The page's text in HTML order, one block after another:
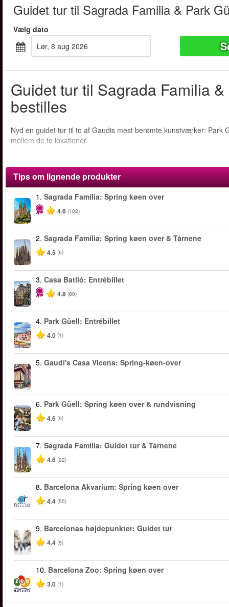
Guidet tur til Sagrada Familia & Park
Vælg dato
lør, 8 aug 2026
Guidet tur til Sagrada Familia
bestilles
Nyd en guidet tur til to af Gaudis mest berømte kunstværker:
mellem de to lokationer.
Tips om lignende produkter
1. Sagrada Família: Spring køen over
4.6 (102)
2. Sagrada Família: Spring køen over & Tårnene
4.5 (6)
3. Casa Batlló: Entrébillet
4.8 (80)
4. Park Güell: Entrébillet
4.0 (1)
5. Gaudí's Casa Vicens: Spring-køen-over
6. Park Güell: Spring køen over & rundvisning
4.6 (9)
7. Sagrada Família: Guidet tur & Tårnene
4.6 (22)
8. Barcelona Akvarium: Spring køen over
4.4 (55)
9. Barcelonas højdepunkter: Guidet tur
4.4 (5)
10. Barcelona Zoo: Spring køen over
3.0 (1)